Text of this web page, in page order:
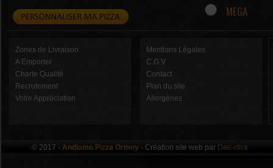
MEGA
Zones de Livraison
A Emporter
Charte Qualité
Recrutement
Votre Appréciation
Mentions Légales
C.G.V
Contact
Plan du site
Allergènes
© 2017 - Andiamo Pizza Ormoy - Création site web par Des-click